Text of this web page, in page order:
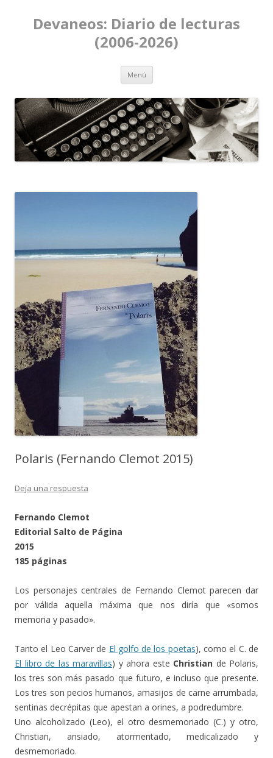
Devaneos: Diario de lecturas
(2006-2026)
Menú Ir al contenido
Polaris (Fernando Clemot 2015)
Deja una respuesta
Fernando Clemot
Editorial Salto de Página
2015
185 páginas
Los personajes centrales de Fernando Clemot parecen dar
por válida aquella máxima que nos diría que «somos
memoria y pasado».
Tanto el Leo Carver de El golfo de los poetas), como el C. de
El libro de las maravillas) y ahora este Christian de Polaris,
los tres son más pasado que futuro, e incluso que presente.
Los tres son pecios humanos, amasijos de carne arrumbada,
sentinas decrépitas que apestan a orines, a podredumbre.
Uno alcoholizado (Leo), el otro desmemoriado (C.) y otro,
Christian, ansiado, atormentado, medicalizado y
desmemoriado.